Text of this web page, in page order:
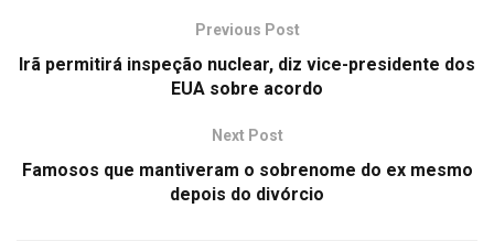
Previous Post
Irã permitirá inspeção nuclear, diz vice-presidente dos
EUA sobre acordo
Next Post
Famosos que mantiveram o sobrenome do ex mesmo
depois do divórcio